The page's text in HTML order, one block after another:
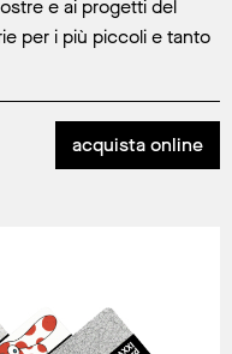
e ai progetti del
per i più piccoli e tanto
acquista online